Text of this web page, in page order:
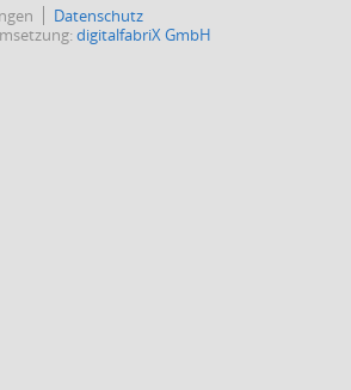
Datenschutz
digitalfabriX GmbH